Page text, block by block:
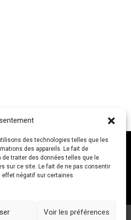
des technologies telles que les
des appareils. Le fait de
traiter des données telles que le
sur ce site. Le fait de ne pas consentir
effet négatif sur certaines
Voir les préférences
CONTACTER